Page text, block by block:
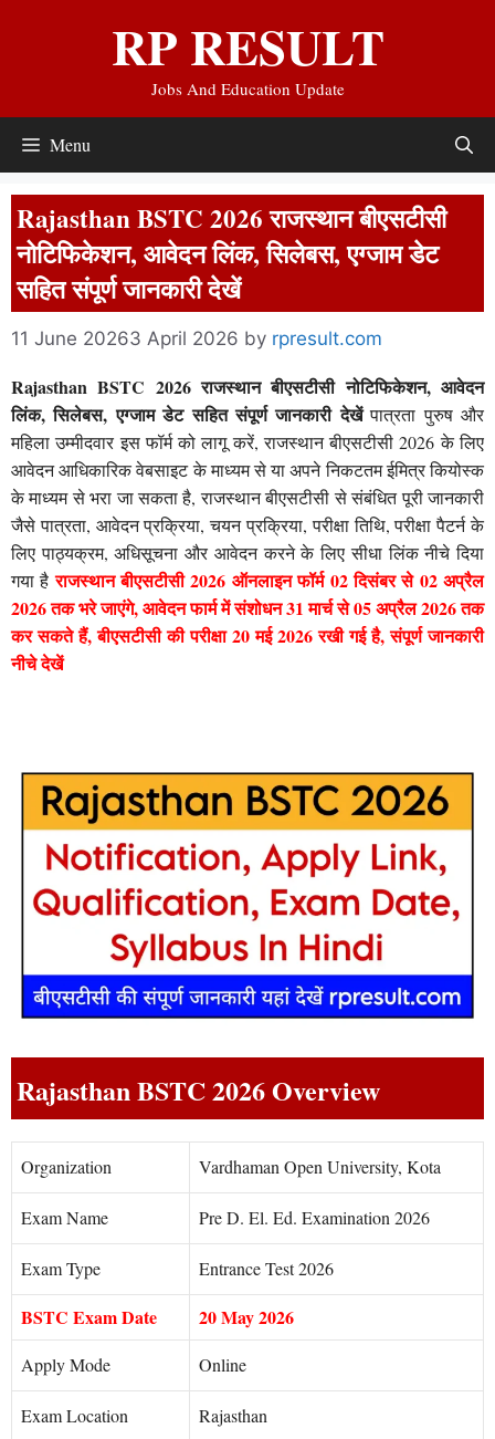
RP RESULT
Jobs And Education Update
Menu
Rajasthan BSTC 2026 राजस्थान बीएसटीसी
नोटिफिकेशन, आवेदन लिंक, सिलेबस, एग्जाम डेट
सहित संपूर्ण जानकारी देखें
11 June 20263 April 2026 by rpresult.com
Rajasthan BSTC 2026 राजस्थान बीएसटीसी नोटिफिकेशन, आवेदन
लिंक, सिलेबस, एग्जाम डेट सहित संपूर्ण जानकारी देखेंपात्रता पुरुष और
महिला उम्मीदवार इस फॉर्म को लागू करें, राजस्थान बीएसटीसी 2026 के लिए
आवेदन आधिकारिक वेबसाइट के माध्यम से या अपने निकटतम ईमित्र कियोस्क
के माध्यम से भरा जा सकता है, राजस्थान बीएसटीसी से संबंधित पूरी जानकारी
जैसे पात्रता, आवेदन प्रक्रिया, चयन प्रक्रिया, परीक्षा तिथि, परीक्षा पैटर्न के
लिए पाठ्यक्रम, अधिसूचना और आवेदन करने के लिए सीधा लिंक नीचे दिया
गया हैराजस्थान बीएसटीसी 2026 ऑनलाइन फॉर्म 02 दिसंबर से 02 अप्रैल
2026 तक भरे जाएंगे, आवेदन फार्म में संशोधन 31 मार्च से 05 अप्रैल 2026 तक
कर सकते हैं, बीएसटीसी की परीक्षा 20 मई 2026 रखी गई है, संपूर्ण जानकारी
नीचे देखें
Rajasthan BSTC 2026 Overview
Organization Vardhaman Open University, Kota
Exam Name Pre D. El. Ed. Examination 2026
Exam Type Entrance Test 2026
BSTC Exam Date 20 May 2026
Apply Mode Online
Exam Location Rajasthan